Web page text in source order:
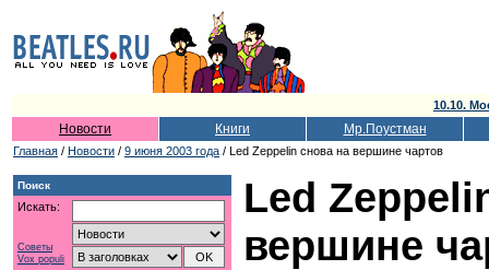
10.10.
Новости Книги Мр.Поустман
Главная / Новости / 9 июня 2003 года / Led Zeppelin снова на вершине чартов
Поиск
Искать:
Советы
Vox populi
Led
вершине